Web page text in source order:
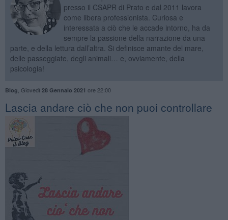
presso il CSAPR di Prato e dal 2011 lavora
come libera professionista. Curiosa e
interessata a ciò che le accade intorno, ha da
sempre la passione della narrazione da una
parte, e della lettura dall’altra. Si definisce amante del mare,
delle passeggiate, degli animali… e, ovviamente, della
psicologia!
Blog Giovedì 28 Gennaio 2021 ore 22:00
​Lascia andare ciò che non puoi controllare